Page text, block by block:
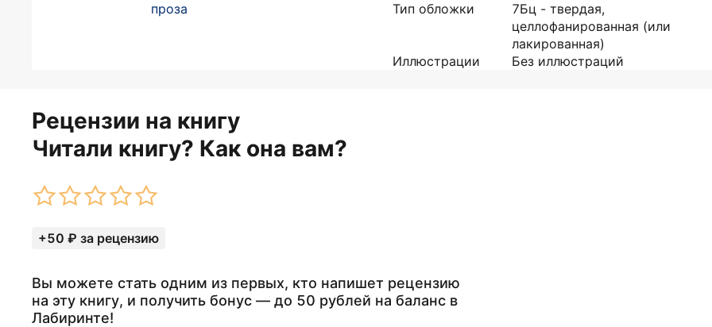
проза
Тип обложки
7Бц - твердая,
целлофанированная (или
лакированная)
Иллюстрации
Без иллюстраций
Рецензии на книгу
Читали книгу? Как она вам?
+50 ₽ за рецензию
Вы можете стать одним из первых, кто напишет рецензию
на эту книгу, и получить бонус — до 50 рублей на баланс в
Лабиринте!